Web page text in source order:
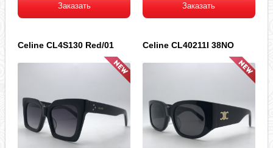
Заказать Заказать
Celine CL4S130 Red/01 Celine CL40211I 38NO